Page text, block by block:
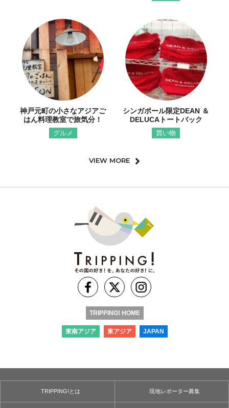
神戸元町の小さなアジアご
はん料理教室で旅気分！
グルメ
シンガポール限定DEAN ＆
DELUCAトートバック
買い物
VIEW MORE
TRIPPING! HOME
東南アジア 東アジア JAPAN
TRIPPING!とは 現地レポーター募集